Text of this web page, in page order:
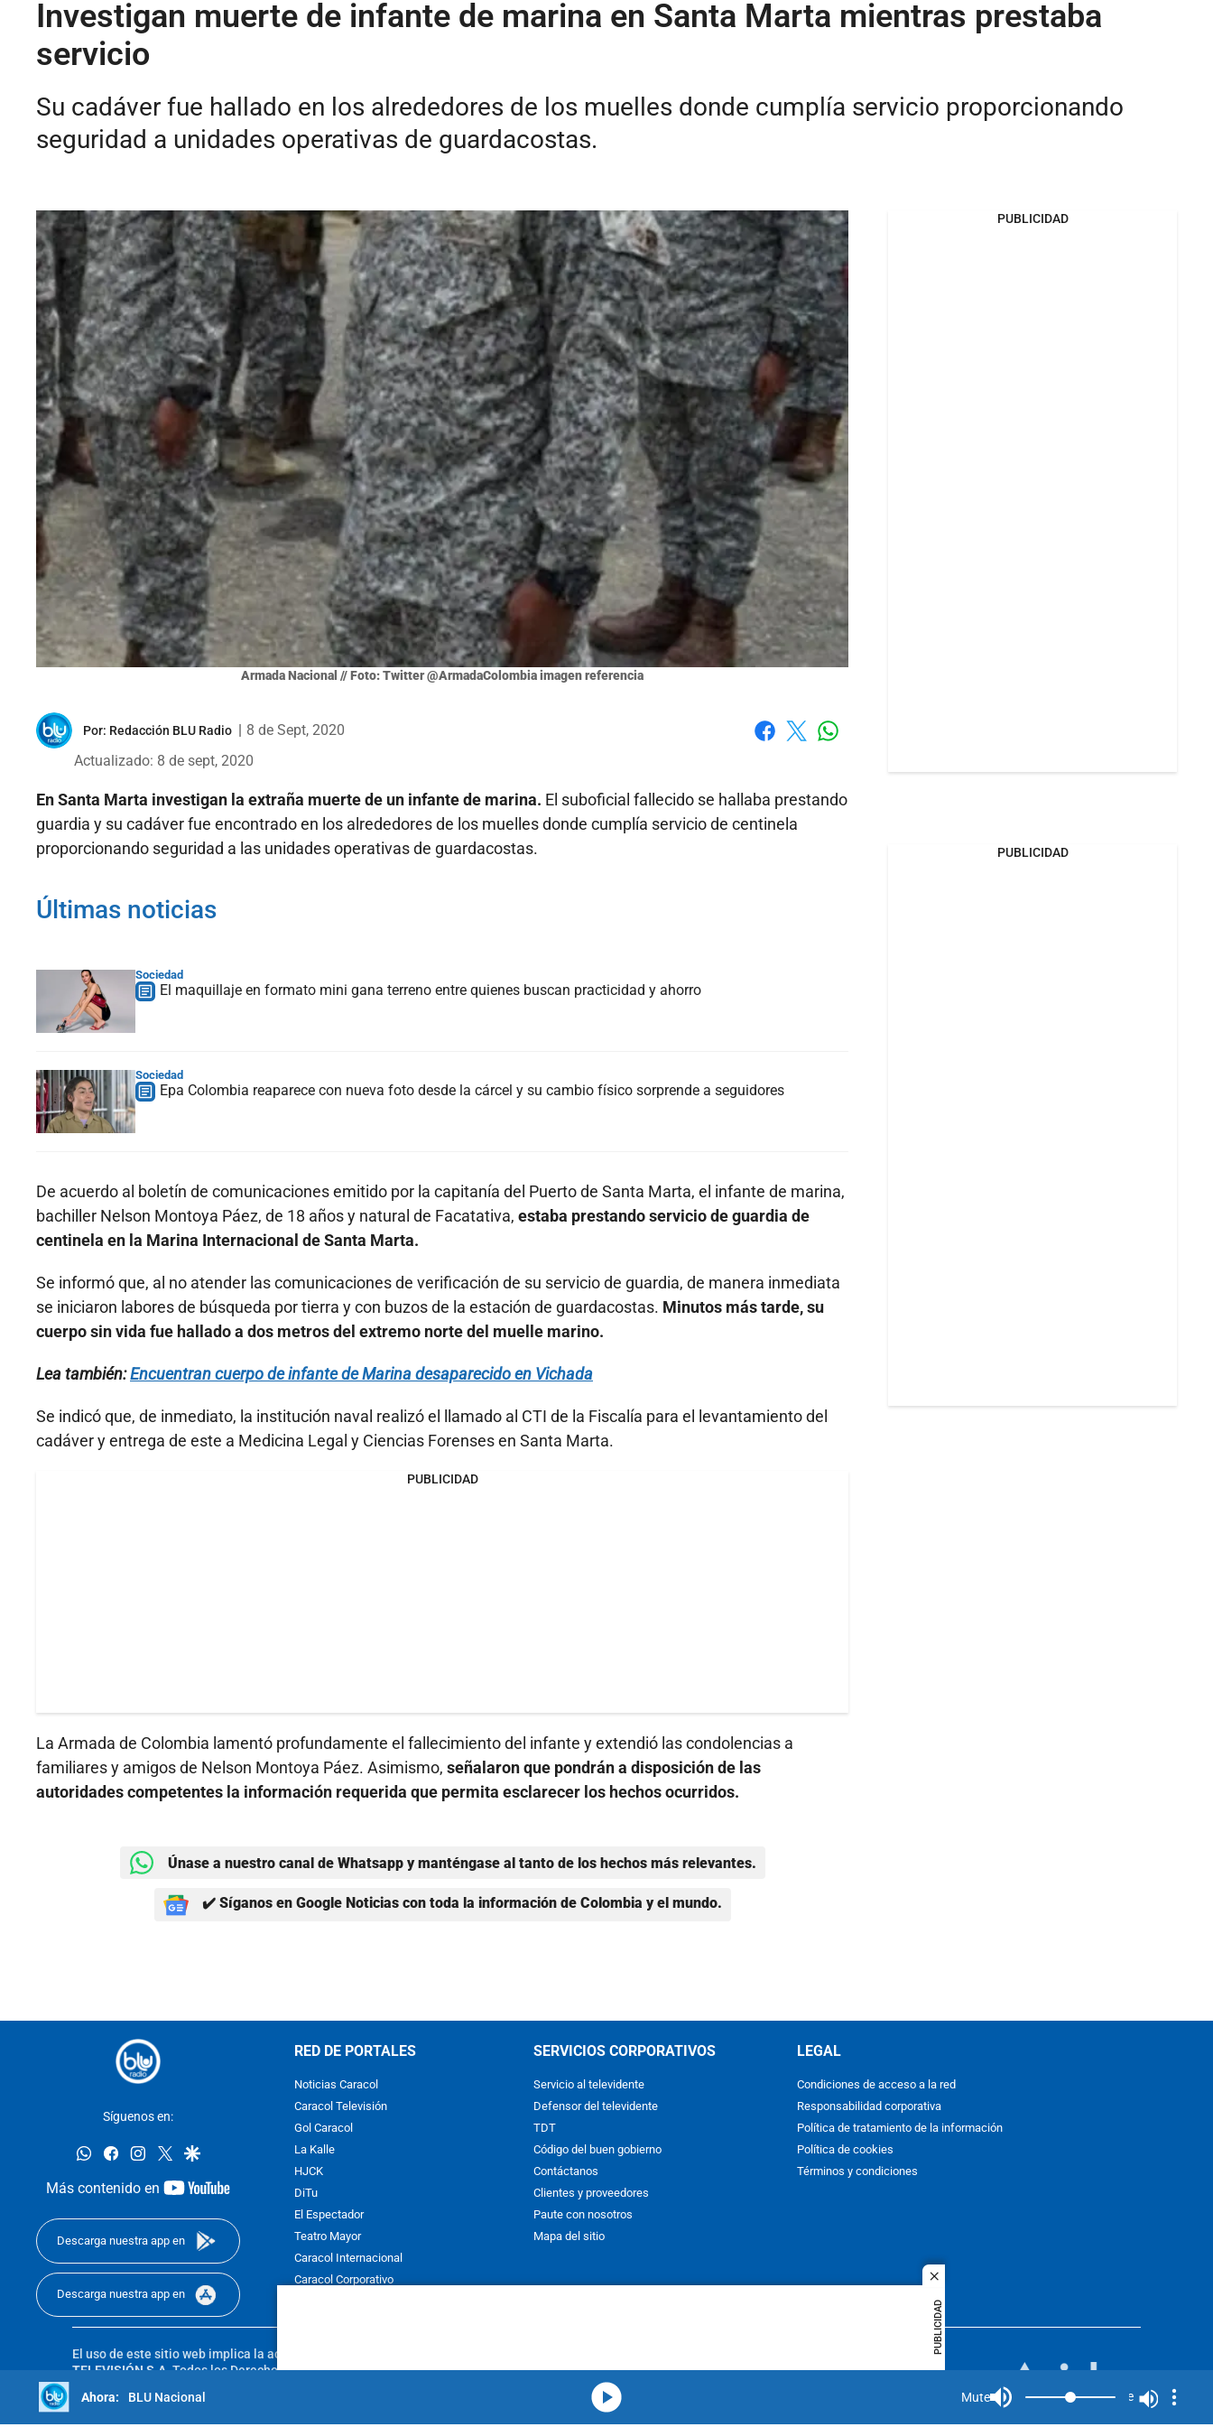
close
PUBLICIDAD
Investigan muerte de infante de marina en Santa Marta mientras prestaba
servicio
Su cadáver fue hallado en los alrededores de los muelles donde cumplía servicio proporcionando
seguridad a unidades operativas de guardacostas.
Armada Nacional // Foto: Twitter @ArmadaColombia imagen referencia
Por: Redacción BLU Radio
8 de Sept, 2020
Actualizado: 8 de sept, 2020
En Santa Marta investigan la extraña muerte de un infante de marina. El suboficial fallecido se hallaba prestando
guardia y su cadáver fue encontrado en los alrededores de los muelles donde cumplía servicio de centinela
proporcionando seguridad a las unidades operativas de guardacostas.
Últimas noticias
Sociedad
El maquillaje en formato mini gana terreno entre quienes buscan practicidad y ahorro
Sociedad
Epa Colombia reaparece con nueva foto desde la cárcel y su cambio físico sorprende a seguidores
De acuerdo al boletín de comunicaciones emitido por la capitanía del Puerto de Santa Marta, el infante de marina,
bachiller Nelson Montoya Páez, de 18 años y natural de Facatativa, estaba prestando servicio de guardia de
centinela en la Marina Internacional de Santa Marta.
Se informó que, al no atender las comunicaciones de verificación de su servicio de guardia, de manera inmediata
se iniciaron labores de búsqueda por tierra y con buzos de la estación de guardacostas. Minutos más tarde, su
cuerpo sin vida fue hallado a dos metros del extremo norte del muelle marino.
Lea también:Encuentran cuerpo de infante de Marina desaparecido en Vichada
Se indicó que, de inmediato, la institución naval realizó el llamado al CTI de la Fiscalía para el levantamiento del
cadáver y entrega de este a Medicina Legal y Ciencias Forenses en Santa Marta.
PUBLICIDAD
La Armada de Colombia lamentó profundamente el fallecimiento del infante y extendió las condolencias a
familiares y amigos de Nelson Montoya Páez. Asimismo, señalaron que pondrán a disposición de las
autoridades competentes la información requerida que permita esclarecer los hechos ocurridos.
Únase a nuestro canal de Whatsapp y manténgase al tanto de los hechos más relevantes.
✔️ Síganos en Google Noticias con toda la información de Colombia y el mundo.
PUBLICIDAD
PUBLICIDAD
Síguenos en:
whatsappfacebookinstagram
twittergoogle
Más contenido en
youtube-
Descarga nuestra app en
Descarga nuestra app en
RED DE PORTALES
Noticias Caracol
Caracol Televisión
Gol Caracol
La Kalle
HJCK
DiTu
El Espectador
Teatro Mayor
Caracol Internacional
Caracol Corporativo
SERVICIOS CORPORATIVOS
Servicio al televidente
Defensor del televidente
TDT
Código del buen gobierno
Contáctanos
Clientes y proveedores
Paute con nosotros
Mapa del sitio
LEGAL
Condiciones de acceso a la red
Responsabilidad corporativa
Política de tratamiento de la información
Política de cookies
Términos y condiciones
El uso de este sitio web implica la aceptación de los
TELEVISIÓN S.A.Todos los Derechos Reservados D.R.A. Prohibida su reproducción total o parcial, así como su traducción a cualquier idioma
sin autorización escrita de su titular. Reproduction in whole or in part, or translation without written permission is prohibited. All rights
reserved 2025.BLU Nacional
Mute Mute